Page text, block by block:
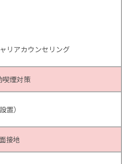
リアカウンセリング
喫煙対策
置）
接地